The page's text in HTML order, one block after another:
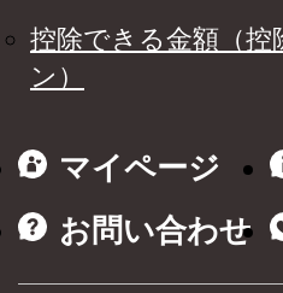
控除できる金額（控
ン）
マイページ
お問い合わせ